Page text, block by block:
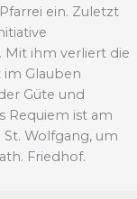
ein. Zuletzt
Mit ihm verliert die
Glauben
Güte und
Requiem ist am
Wolfgang, um
Friedhof.